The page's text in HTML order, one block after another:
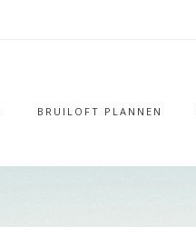
BRUILOFT PLANNEN